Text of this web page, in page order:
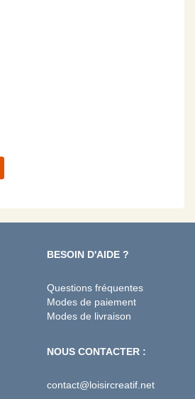
BESOIN D'AIDE ?
Questions fréquentes
Modes de paiement
Modes de livraison
NOUS CONTACTER :
contact@loisircreatif.net